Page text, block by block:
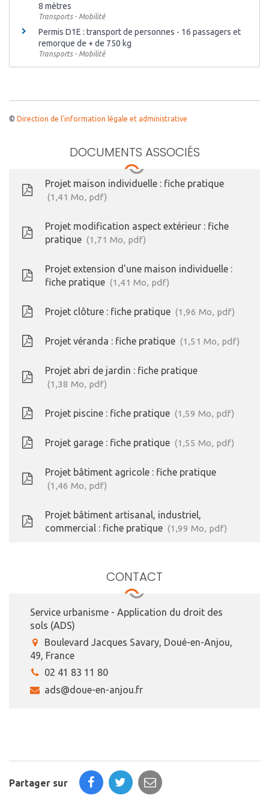
8 mètres
Transports - Mobilité
Permis D1E : transport de personnes - 16 passagers et
remorque de + de 750 kg
Transports - Mobilité
© Direction de l'information légale et administrative
DOCUMENTS ASSOCIÉS
Projet maison individuelle : fiche pratique
1,41 Mo, pdf
Projet modification aspect extérieur : fiche
pratique
1,71 Mo, pdf
Projet extension d'une maison individuelle :
fiche pratique
1,41 Mo, pdf
Projet clôture : fiche pratique 1,96 Mo, pdf
Projet véranda : fiche pratique 1,51 Mo, pdf
Projet abri de jardin : fiche pratique
1,38 Mo, pdf
Projet piscine : fiche pratique 1,59 Mo, pdf
Projet garage : fiche pratique 1,55 Mo, pdf
Projet bâtiment agricole : fiche pratique
1,46 Mo, pdf
Projet bâtiment artisanal, industriel,
commercial : fiche pratique
1,99 Mo, pdf
CONTACT
Service urbanisme - Application du droit des
sols (ADS)
Boulevard Jacques Savary, Doué-en-Anjou,
49, France
02 41 83 11 80
ads@doue-en-anjou.fr
Partager sur